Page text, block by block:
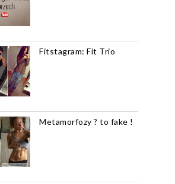
Fitstagram: Fit Trio
Metamorfozy ? to fake !